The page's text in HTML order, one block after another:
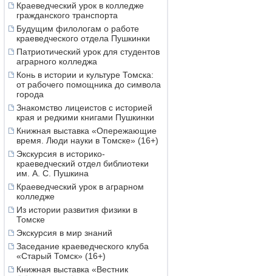
Краеведческий урок в колледже
гражданского транспорта
Будущим филологам о работе
краеведческого отдела Пушкинки
Патриотический урок для студентов
аграрного колледжа
Конь в истории и культуре Томска:
от рабочего помощника до символа
города
Знакомство лицеистов с историей
края и редкими книгами Пушкинки
Книжная выставка «Опережающие
время. Люди науки в Томске» (16+)
Экскурсия в историко-
краеведческий отдел библиотеки
им. А. С. Пушкина
Краеведческий урок в аграрном
колледже
Из истории развития физики в
Томске
Экскурсия в мир знаний
Заседание краеведческого клуба
«Старый Томск» (16+)
Книжная выставка «Вестник